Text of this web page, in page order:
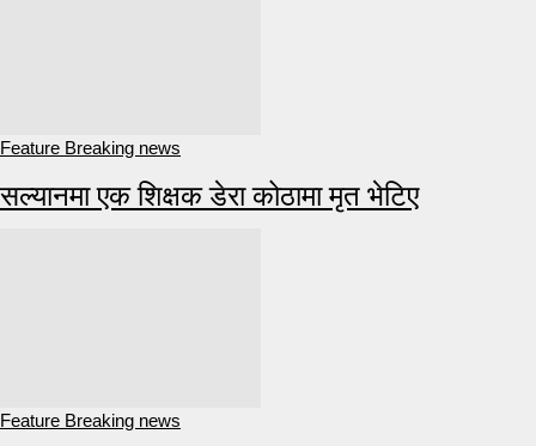
Feature Breaking news
सल्यानमा एक शिक्षक डेरा कोठामा मृत भेटिए
Feature Breaking news